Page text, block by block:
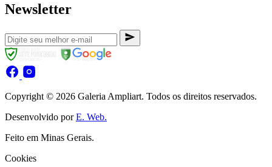
Newsletter
Copyright © 2026 Galeria Ampliart. Todos os direitos reservados.
Desenvolvido porE. Web.
Feito em Minas Gerais.
Cookies